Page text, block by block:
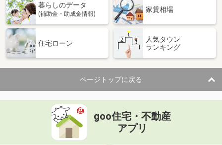
暮らしのデータ
(補助金・助成金情報)
家賃相場
住宅ローン
人気タウン
ランキング
ページトップに戻る
goo住宅・不動産
アプリ